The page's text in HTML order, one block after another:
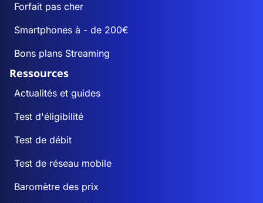
Forfait pas cher
Smartphones à - de 200€
Bons plans Streaming
Ressources
Actualités et guides
Test d'éligibilité
Test de débit
Test de réseau mobile
Baromètre des prix